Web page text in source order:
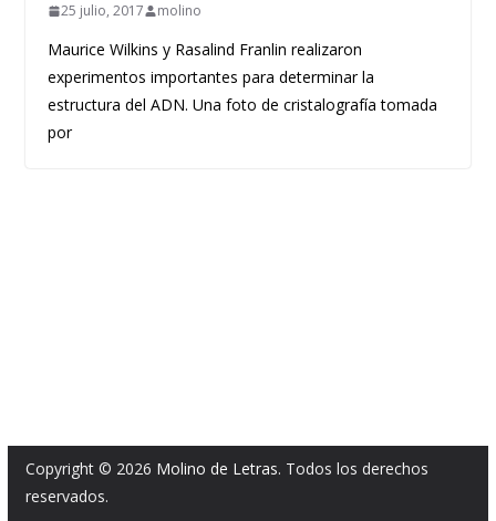
25 julio, 2017 molino
Maurice Wilkins y Rasalind Franlin realizaron
experimentos importantes para determinar la
estructura del ADN. Una foto de cristalografía tomada
por
Copyright © 2026 Molino de Letras. Todos los derechos
reservados.